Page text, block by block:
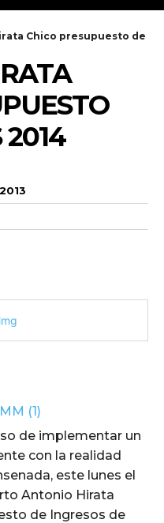
Chico presupuesto de
2014
de implementar un
con la realidad
este lunes el
Antonio Hirata
de Ingresos de